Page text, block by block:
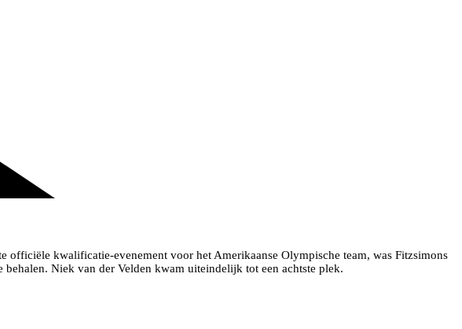
officiële kwalificatie-evenement voor het Amerikaanse Olympische team, was Fitzsimons
Niek van der Velden kwam uiteindelijk tot een achtste plek.